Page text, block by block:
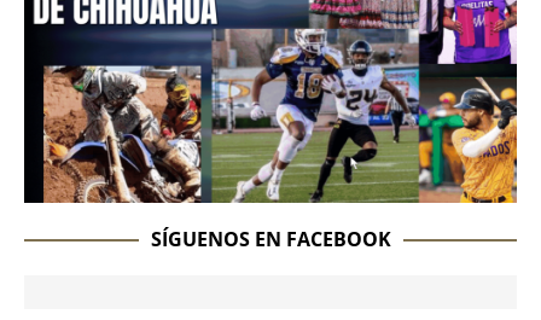
SÍGUENOS EN FACEBOOK